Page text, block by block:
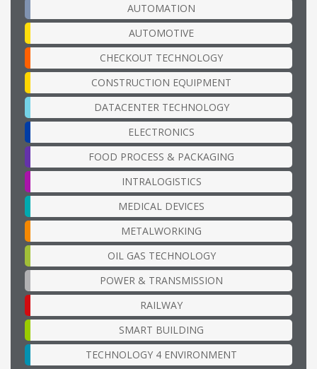
AUTOMATION
AUTOMOTIVE
CHECKOUT TECHNOLOGY
CONSTRUCTION EQUIPMENT
DATACENTER TECHNOLOGY
ELECTRONICS
FOOD PROCESS & PACKAGING
INTRALOGISTICS
MEDICAL DEVICES
METALWORKING
OIL GAS TECHNOLOGY
POWER & TRANSMISSION
RAILWAY
SMART BUILDING
TECHNOLOGY 4 ENVIRONMENT